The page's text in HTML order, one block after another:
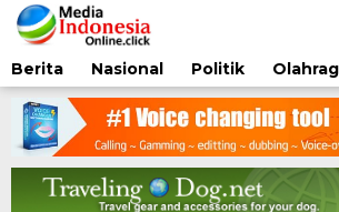
Lewati
ke
konten
Berita
Nasional Politik